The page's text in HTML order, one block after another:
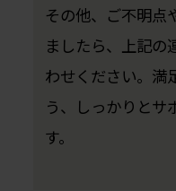
その他、ご不明点
ましたら、上記の
わせください。満
う、しっかりとサ
す。